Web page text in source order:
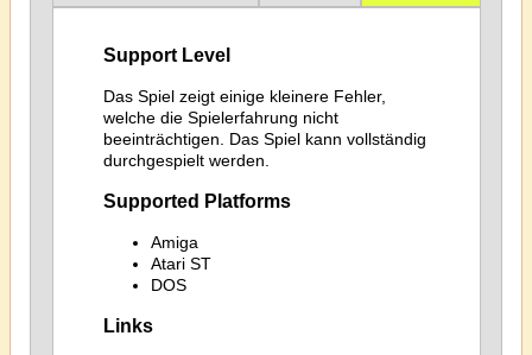
Support Level
Das Spiel zeigt einige kleinere Fehler,
welche die Spielerfahrung nicht
beeinträchtigen. Das Spiel kann vollständig
durchgespielt werden.
Supported Platforms
Amiga
Atari ST
DOS
Links